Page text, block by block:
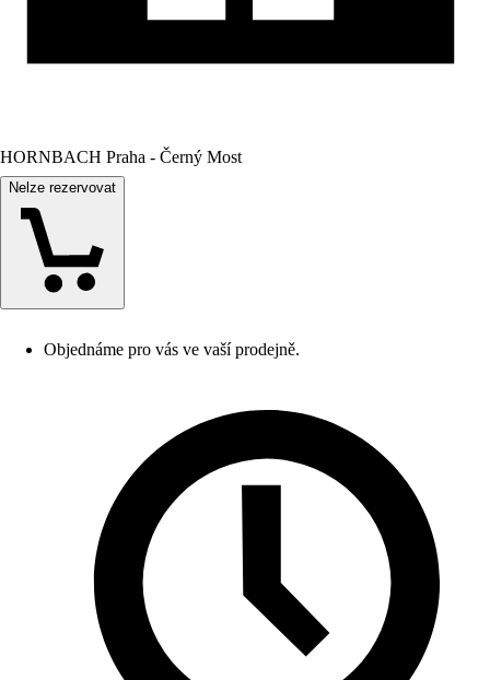
HORNBACH Praha - Černý Most
Nelze rezervovat
Objednáme pro vás ve vaší prodejně.